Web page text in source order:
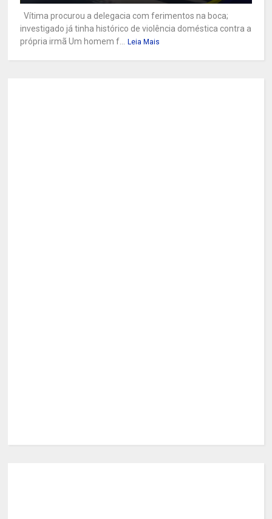
Vítima procurou a delegacia com ferimentos na boca;
investigado já tinha histórico de violência doméstica contra a
própria irmã Um homem f... Leia Mais